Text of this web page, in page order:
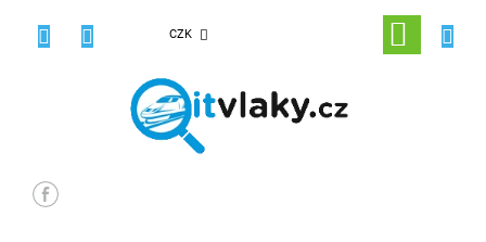
CZK
NÁKUPNÍ
KOŠÍK